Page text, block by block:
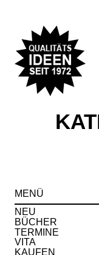
MENÜ
NEU
BÜCHER
TERMINE
VITA
KAUFEN